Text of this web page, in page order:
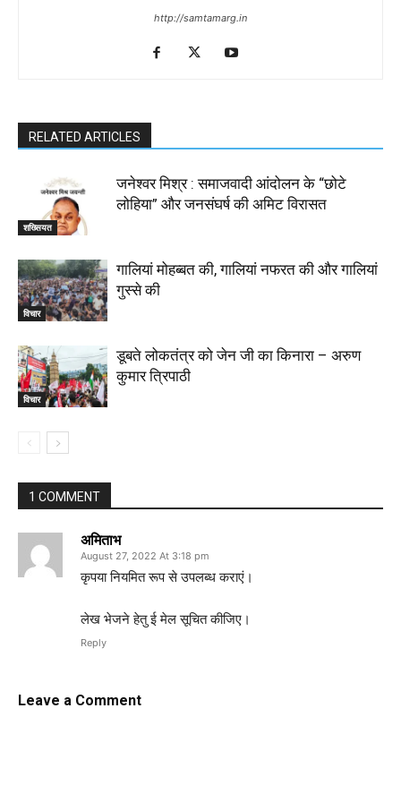
http://samtamarg.in
RELATED ARTICLES
शख्सियत
जनेश्वर मिश्र : समाजवादी आंदोलन के “छोटे
लोहिया” और जनसंघर्ष की अमिट विरासत
विचार
गालियां मोहब्बत की, गालियां नफरत की और गालियां
गुस्से की
विचार
डूबते लोकतंत्र को जेन जी का किनारा – अरुण
कुमार त्रिपाठी
1 COMMENT
अमिताभ
August 27, 2022 At 3:18 pm
कृपया नियमित रूप से उपलब्ध कराएं।
लेख भेजने हेतु ई मेल सूचित कीजिए।
Reply
Leave a Comment